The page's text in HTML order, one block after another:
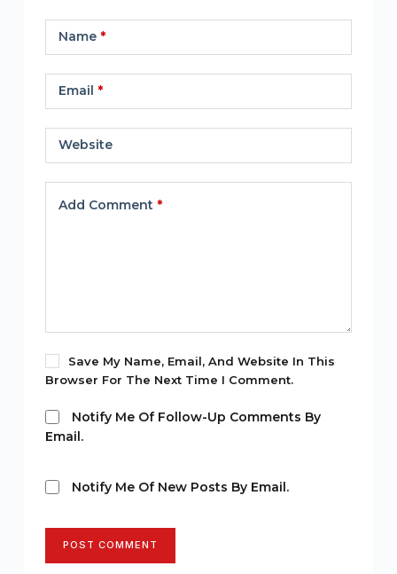
Name*
Email *
Website
Add Comment *
Save My Name, Email, And Website In This
Browser For The Next Time I Comment.
Notify Me Of Follow-Up Comments By
Email.
Notify Me Of New Posts By Email.
POST COMMENT